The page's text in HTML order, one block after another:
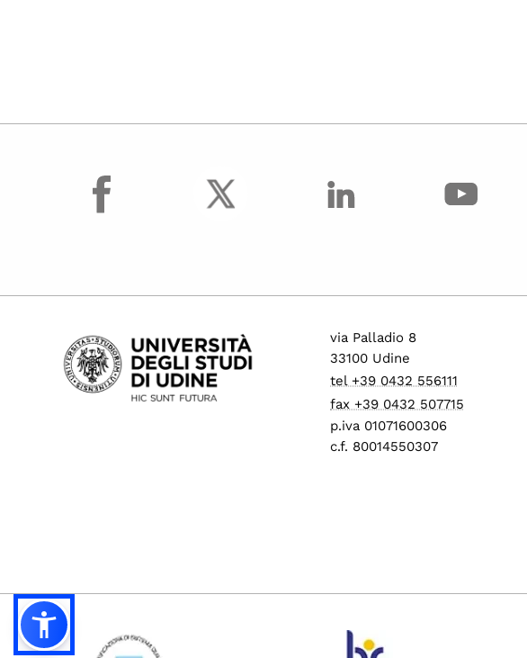
facebook
via Palladio 8
33100 Udine
tel +39 0432 556111
fax +39 0432 507715
p.iva 01071600306
c.f. 80014550307